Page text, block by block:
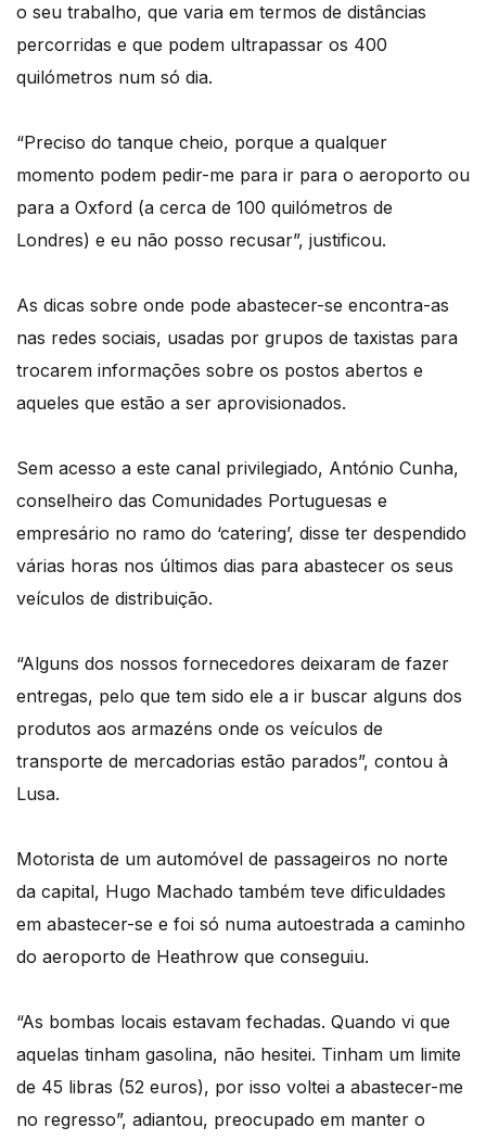
o seu trabalho, que varia em termos de distâncias
percorridas e que podem ultrapassar os 400
quilómetros num só dia.
“Preciso do tanque cheio, porque a qualquer
momento podem pedir-me para ir para o aeroporto ou
para a Oxford (a cerca de 100 quilómetros de
Londres) e eu não posso recusar”, justificou.
As dicas sobre onde pode abastecer-se encontra-as
nas redes sociais, usadas por grupos de taxistas para
trocarem informações sobre os postos abertos e
aqueles que estão a ser aprovisionados.
Sem acesso a este canal privilegiado, António Cunha,
conselheiro das Comunidades Portuguesas e
empresário no ramo do ‘catering’, disse ter despendido
várias horas nos últimos dias para abastecer os seus
veículos de distribuição.
“Alguns dos nossos fornecedores deixaram de fazer
entregas, pelo que tem sido ele a ir buscar alguns dos
produtos aos armazéns onde os veículos de
transporte de mercadorias estão parados”, contou à
Lusa.
Motorista de um automóvel de passageiros no norte
da capital, Hugo Machado também teve dificuldades
em abastecer-se e foi só numa autoestrada a caminho
do aeroporto de Heathrow que conseguiu.
“As bombas locais estavam fechadas. Quando vi que
aquelas tinham gasolina, não hesitei. Tinham um limite
de 45 libras (52 euros), por isso voltei a abastecer-me
no regresso”, adiantou, preocupado em manter o